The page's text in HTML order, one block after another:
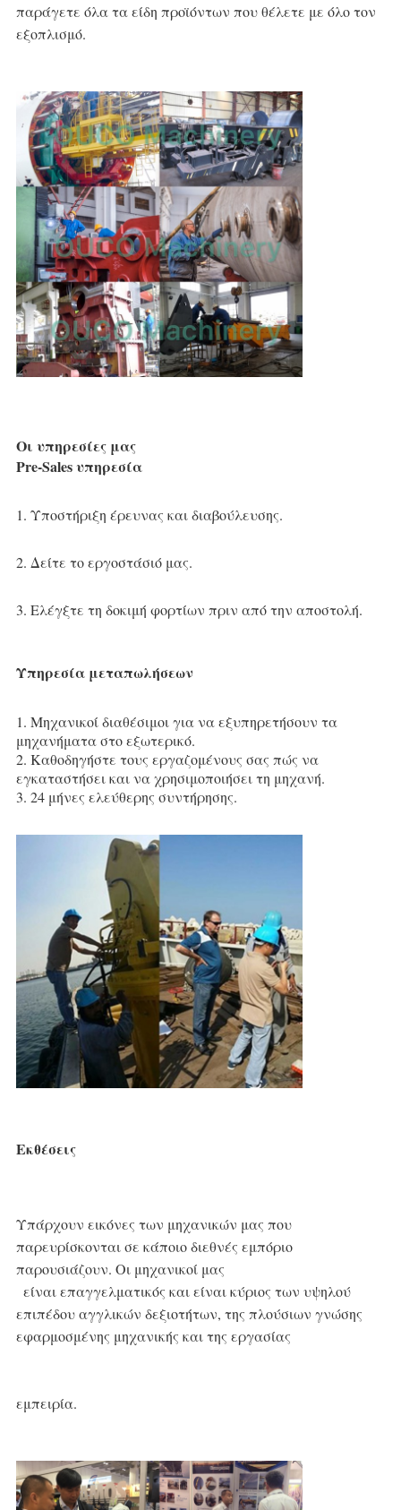
παράγετε όλα τα είδη προϊόντων που θέλετε με όλο τον
εξοπλισμό.
Οι υπηρεσίες μας
Pre-Sales υπηρεσία
1. Υποστήριξη έρευνας και διαβούλευσης.
2. Δείτε το εργοστάσιό μας.
3. Ελέγξτε τη δοκιμή φορτίων πριν από την αποστολή.
Υπηρεσία μεταπωλήσεων
1. Μηχανικοί διαθέσιμοι για να εξυπηρετήσουν τα
μηχανήματα στο εξωτερικό.
2. Καθοδηγήστε τους εργαζομένους σας πώς να
εγκαταστήσει και να χρησιμοποιήσει τη μηχανή.
3. 24 μήνες ελεύθερης συντήρησης.
Εκθέσεις
Υπάρχουν εικόνες των μηχανικών μας που
παρευρίσκονται σε κάποιο διεθνές εμπόριο
παρουσιάζουν. Οι μηχανικοί μας
είναι επαγγελματικός και είναι κύριος των υψηλού
επιπέδου αγγλικών δεξιοτήτων, της πλούσιων γνώσης
εφαρμοσμένης μηχανικής και της εργασίας
εμπειρία.